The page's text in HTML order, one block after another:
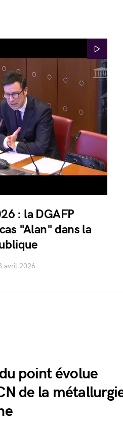
: la DGAFP
"Alan" dans la
avril 2026
point évolue
de la